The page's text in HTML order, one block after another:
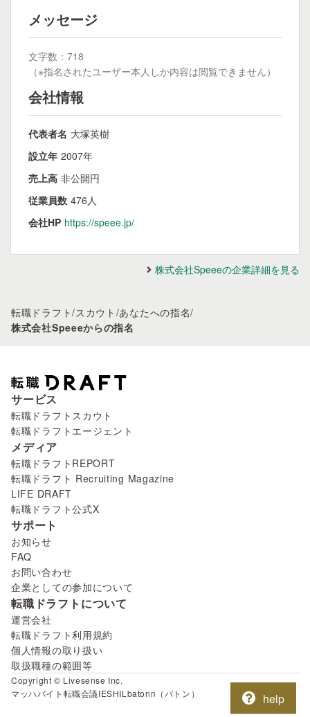
メッセージ
文字数：718
（※指名されたユーザー本人しか内容は閲覧できません）
会社情報
代表者名 大塚英樹
設立年 2007年
売上高 非公開円
従業員数 476人
会社HP https://speee.jp/
株式会社Speeeの企業詳細を見る
転職ドラフト/スカウト /あなたへの指名/
株式会社Speeeからの指名
サービス
転職ドラフトスカウト
転職ドラフトエージェント
メディア
転職ドラフトREPORT
転職ドラフト Recruiting Magazine
LIFE DRAFT
転職ドラフト公式X
サポート
お知らせ
FAQ
お問い合わせ
企業としての参加について
転職ドラフトについて
運営会社
転職ドラフト利用規約
個人情報の取り扱い
取扱職種の範囲等
Copyright © Livesense Inc.
マッハバイト 転職会議IESHIL batonn（バトン） help